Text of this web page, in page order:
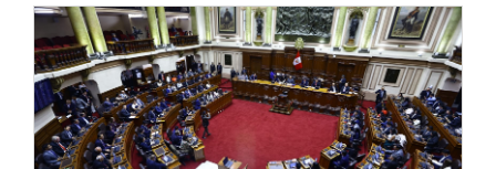
Vivanco Reyes expuso que el funcionamiento de los CAD
está sujeto a un ámbito territorial que a su vez está sujeto
a la supervisión de las comisarías y al apoyo de la Policía
para garantizar el orden interno y la lucha contra la
inseguridad ciudadana.